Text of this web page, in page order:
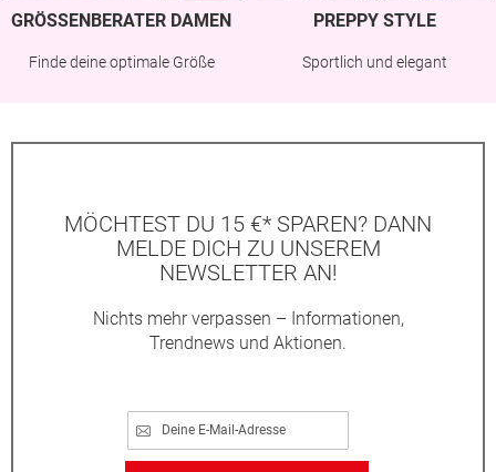
GRÖSSENBERATER DAMEN
Finde deine optimale Größe
PREPPY STYLE
Sportlich und elegant
MÖCHTEST DU 15 €* SPAREN? DANN
MELDE DICH ZU UNSEREM
NEWSLETTER AN!
Nichts mehr verpassen – Informationen,
Trendnews und Aktionen.